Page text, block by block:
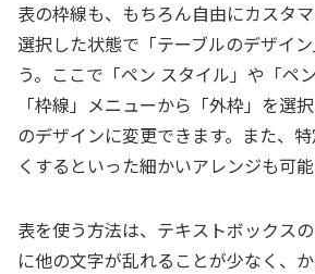
表の枠線も、もちろん自由にカスタ
選択した状態で「テーブルのデザイ
う。ここで「ペン スタイル」や「ペ
「枠線」メニューから「外枠」を選
のデザインに変更できます。また、
くするといった細かいアレンジも可能
表を使う方法は、テキストボックス
に他の文字が乱れることが少なく、